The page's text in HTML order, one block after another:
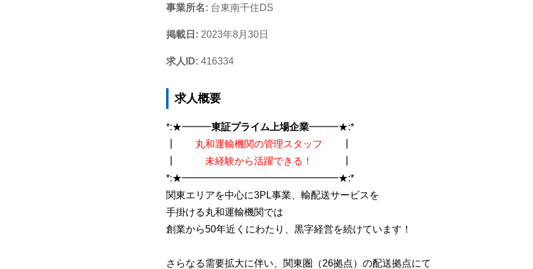
事業所名: 台東南千住DS
掲載日: 2023年8月30日
求人ID: 416334
求人概要
*:★━━━東証プライム上場企業━━━★:*
丸和運輸機関の管理スタッフ
未経験から活躍できる！
*:★━━━━━━━━━━━━━━━━★:*
関東エリアを中心に3PL事業、輸配送サービスを
手掛ける丸和運輸機関では
創業から50年近くにわたり、黒字経営を続けています！
さらなる需要拡大に伴い、関東圏（26拠点）の配送拠点にて